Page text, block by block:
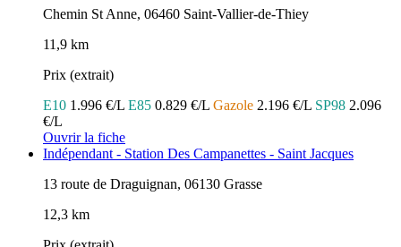
Chemin St Anne, 06460 Saint-Vallier-de-Thiey
11,9 km
Prix (extrait)
E10 1.996 €/L E85 0.829 €/L Gazole 2.196 €/L SP98 2.096
€/L
Ouvrir la fiche
Indépendant - Station Des Campanettes - Saint Jacques
13 route de Draguignan, 06130 Grasse
12,3 km